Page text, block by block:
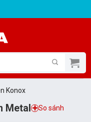
Konox
Metal So sánh